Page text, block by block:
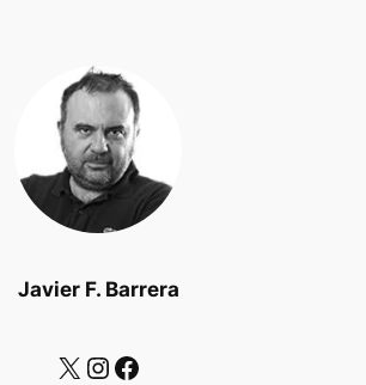
Javier F. Barrera
X Instagram Facebook